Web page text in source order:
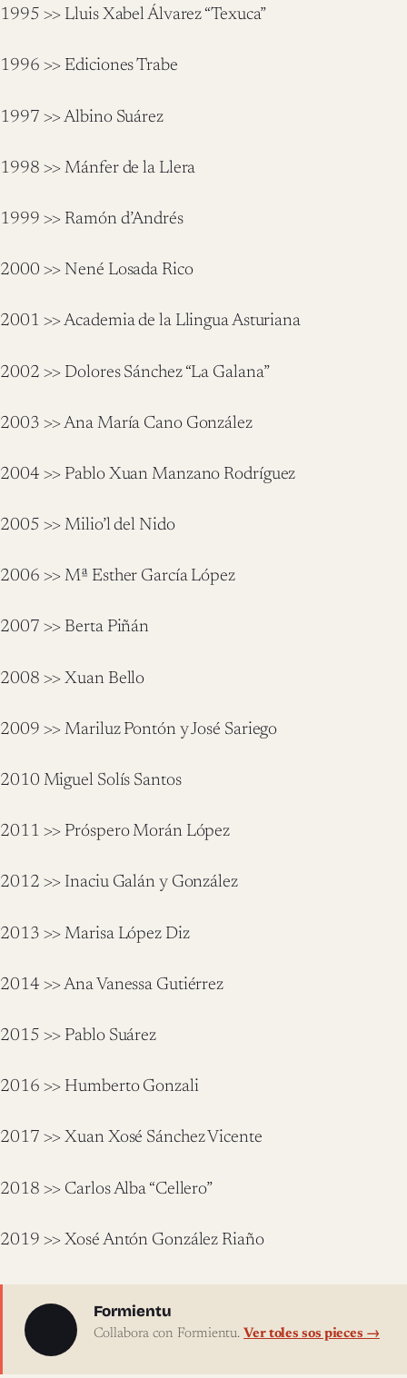
1995 >> Lluis Xabel Álvarez “Texuca”
1996 >> Ediciones Trabe
1997 >> Albino Suárez
1998 >> Mánfer de la Llera
1999 >> Ramón d’Andrés
2000 >> Nené Losada Rico
2001 >> Academia de la Llingua Asturiana
2002 >> Dolores Sánchez “La Galana”
2003 >> Ana María Cano González
2004 >> Pablo Xuan Manzano Rodríguez
2005 >> Milio’l del Nido
2006 >> Mª Esther García López
2007 >> Berta Piñán
2008 >> Xuan Bello
2009 >> Mariluz Pontón y José Sariego
2010 Miguel Solís Santos
2011 >> Próspero Morán López
2012 >> Inaciu Galán y González
2013 >> Marisa López Diz
2014 >> Ana Vanessa Gutiérrez
2015 >> Pablo Suárez
2016 >> Humberto Gonzali
2017 >> Xuan Xosé Sánchez Vicente
2018 >> Carlos Alba “Cellero”
2019 >> Xosé Antón González Riaño
Sobre l'autor
Formientu
Collabora con Formientu. Ver toles sos pieces →